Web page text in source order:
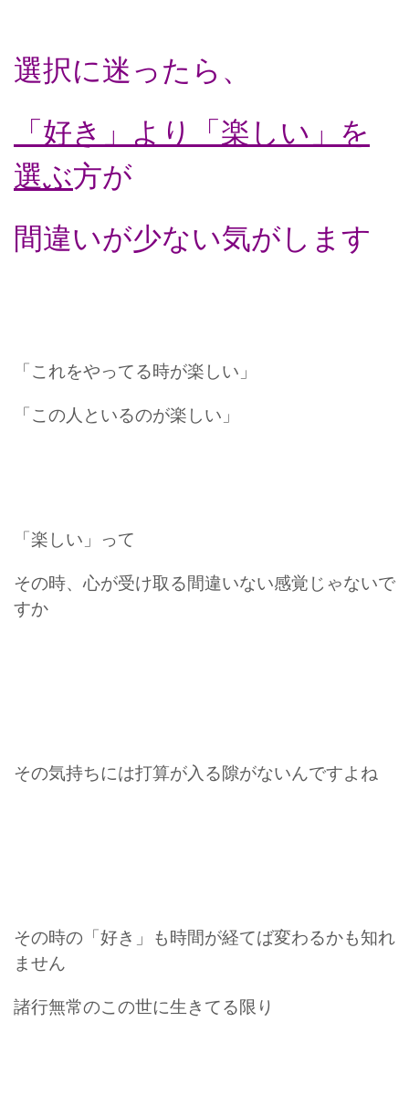
選択に迷ったら、
「好き」より「楽しい」を
選ぶ方が
間違いが少ない気がします
「これをやってる時が楽しい」
「この人といるのが楽しい」
「楽しい」って
その時、心が受け取る間違いない感覚じゃないで
すか
その気持ちには打算が入る隙がないんですよね
その時の「好き」も時間が経てば変わるかも知れ
ません
諸行無常のこの世に生きてる限り